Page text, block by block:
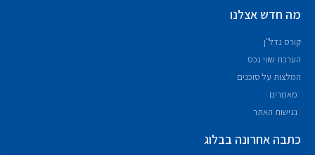
מה חדש אצלנו
קורס נדל"ן
הערכת שווי נכס
המלצות על סוכנים
מאמרים
נגישות האתר
כתבה אחרונה בבלוג